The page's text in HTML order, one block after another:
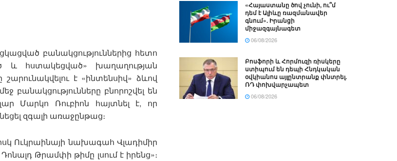
բանակցություններից հետո
և հստակեցված» խաղաղության
է «ինտենսիվ» ձևով
բնորոշվել են
Մարկո Ռուբիոն հայտնել է, որ
զգալի առաջընթաց։
իսկ Ուկրաինայի նախագահ Վլադիմիր
Թրամփի թիմը լսում է իրենց»։
«Հայաստանը ծով չունի, ու՞մ
դեմ է Ալիևը ռազմանավեր
գնում». Իրանցի
միջազգայնագետ
06/08/2026
Բոսֆորի և Հորմուզի ռիսկերը
ստիպում են դեպի Հնդկական
օվկիանոս այլընտրանք փնտրել.
ՌԴ փոխվարչապետ
06/08/2026